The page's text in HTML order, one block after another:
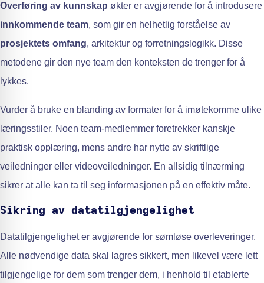
Overføring av kunnskap økter er avgjørende for å introdusere
innkommende team, som gir en helhetlig forståelse av
prosjektets omfang, arkitektur og forretningslogikk. Disse
metodene gir den nye team den konteksten de trenger for å
lykkes.
Vurder å bruke en blanding av formater for å imøtekomme ulike
læringsstiler. Noen team-medlemmer foretrekker kanskje
praktisk opplæring, mens andre har nytte av skriftlige
veiledninger eller videoveiledninger. En allsidig tilnærming
sikrer at alle kan ta til seg informasjonen på en effektiv måte.
Sikring av datatilgjengelighet
Datatilgjengelighet er avgjørende for sømløse overleveringer.
Alle nødvendige data skal lagres sikkert, men likevel være lett
tilgjengelige for dem som trenger dem, i henhold til etablerte